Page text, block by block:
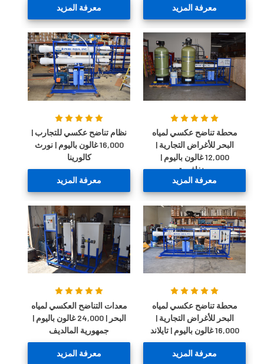
معرفة المزيد معرفة المزيد
محطة تناضح عكسي لمياه
البحر للأغراض التجارية |
12,000 غالون باليوم |
سنغافورة
معرفة المزيد
نظام تناضح عكسي للتجارب |
16,000 غالون باليوم | نورث
كالورينا
معرفة المزيد
محطة تناضح عكسي لمياه
البحر للأغراض التجارية |
16,000 غالون باليوم | تايلاند
معرفة المزيد
معدات التناضح العكسي لمياه
البحر | 24,000 غالون باليوم |
جمهورية المالديف
معرفة المزيد